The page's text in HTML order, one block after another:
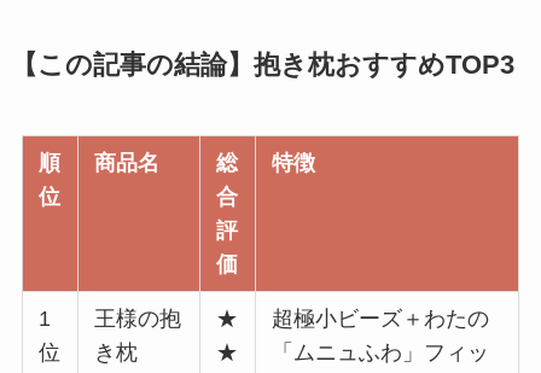
【この記事の結論】抱き枕おすすめTOP3
順
位
商品名
総
合
評
価
特徴
1
位
王様の抱
き枕
★
★
超極小ビーズ＋わたの
「ムニュふわ」フィッ